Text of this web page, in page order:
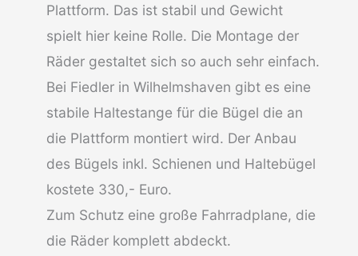
Plattform. Das ist stabil und Gewicht
spielt hier keine Rolle. Die Montage der
Räder gestaltet sich so auch sehr einfach.
Bei Fiedler in Wilhelmshaven gibt es eine
stabile Haltestange für die Bügel die an
die Plattform montiert wird. Der Anbau
des Bügels inkl. Schienen und Haltebügel
kostete 330,- Euro.
Zum Schutz eine große Fahrradplane, die
die Räder komplett abdeckt.